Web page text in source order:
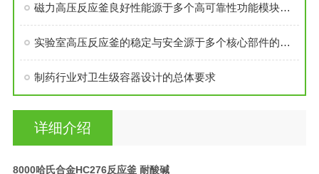
磁力高压反应釜良好性能源于多个高可靠性功能模块的精密集成
实验室高压反应釜的稳定与安全源于多个核心部件的科学设计
制药行业对卫生级容器设计的总体要求
详细介绍
8000哈氏合金HC276反应釜 耐酸碱